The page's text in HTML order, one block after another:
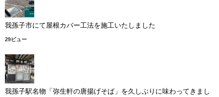
我孫子市にて屋根カバー工法を施工いたしました
29ビュー
我孫子駅名物「弥生軒の唐揚げそば」を久しぶりに味わってきまし